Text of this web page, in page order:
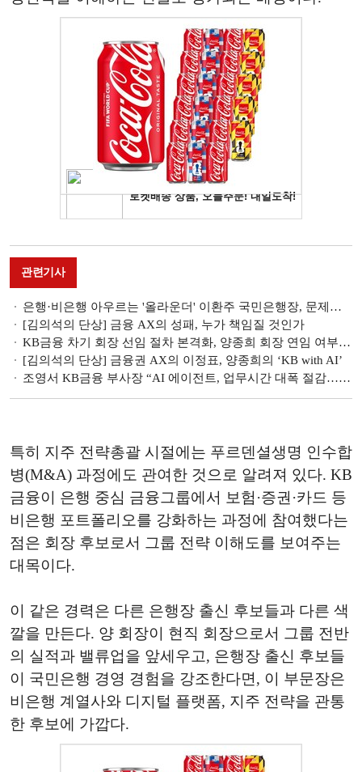
관련기사
은행·비은행 아우르는 '올라운더' 이환주 국민은행장, 문제는 '시기' [2026 KB금융 회장 선임 레이스⑥]
[김의석의 단상] 금융 AX의 성패, 누가 책임질 것인가
KB금융 차기 회장 선임 절차 본격화, 양종희 회장 연임 여부 촉각 [2026 금융지주 인사 풍향계]
[김의석의 단상] 금융권 AX의 이정표, 양종희의 ‘KB with AI’
조영서 KB금융 부사장 “AI 에이전트, 업무시간 대폭 절감…성과지표 관리 고도화 중” [2026 한국금융미래포럼]
특히 지주 전략총괄 시절에는 푸르덴셜생명 인수합
병(M&A) 과정에도 관여한 것으로 알려져 있다. KB
금융이 은행 중심 금융그룹에서 보험·증권·카드 등
비은행 포트폴리오를 강화하는 과정에 참여했다는
점은 회장 후보로서 그룹 전략 이해도를 보여주는
대목이다.
이 같은 경력은 다른 은행장 출신 후보들과 다른 색
깔을 만든다. 양 회장이 현직 회장으로서 그룹 전반
의 실적과 밸류업을 앞세우고, 은행장 출신 후보들
이 국민은행 경영 경험을 강조한다면, 이 부문장은
비은행 계열사와 디지털 플랫폼, 지주 전략을 관통
한 후보에 가깝다.